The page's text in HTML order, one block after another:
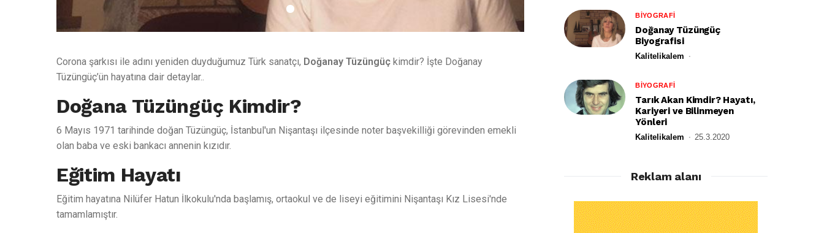
1
Corona şarkısı ile adını yeniden duyduğumuz Türk sanatçı, Doğanay Tüzüngüç kimdir? İşte Doğanay
Tüzüngüç’ün hayatına dair detaylar..
Doğana Tüzüngüç Kimdir?
6 Mayıs 1971 tarihinde doğan Tüzüngüç, İstanbul'un Nişantaşı ilçesinde noter başvekilliği görevinden emekli
olan baba ve eski bankacı annenin kızıdır.
Eğitim Hayatı
Eğitim hayatına Nilüfer Hatun İlkokulu'nda başlamış, ortaokul ve de liseyi eğitimini Nişantaşı Kız Lisesi'nde
tamamlamıştır.
BİYOGRAFİ
Doğanay Tüzüngüç
Biyografisi
Kalitelikalem
BİYOGRAFİ
Tarık Akan Kimdir? Hayatı,
Kariyeri ve Bilinmeyen
Yönleri
Kalitelikalem 25.3.2020
Reklam alanı